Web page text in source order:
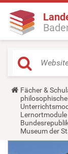
Y
o
u
a
r
e
h
Fächer &
Lernortmodule
Museum der